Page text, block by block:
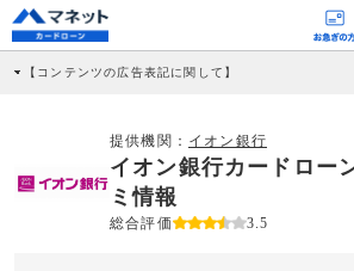
【コンテンツの広告表記に関して】
商品を根拠なくPRするものではなく、当編集部の調査
どに基づき、公平性を担保した情報提供を行っています
>提携企業一覧
提供機関： イオン銀行
イオン銀行カードロー
ミ情報
総合評価 3.5